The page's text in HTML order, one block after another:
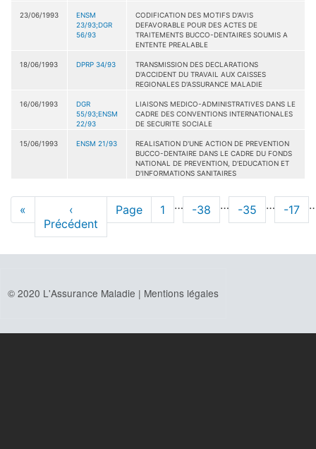
23/06/1993
ENSM
23/93;DGR
56/93
CODIFICATION DES MOTIFS D'AVIS
DEFAVORABLE POUR DES ACTES DE
TRAITEMENTS BUCCO-DENTAIRES SOUMIS A
ENTENTE PREALABLE
18/06/1993 DPRP 34/93
TRANSMISSION DES DECLARATIONS
D'ACCIDENT DU TRAVAIL AUX CAISSES
REGIONALES D'ASSURANCE MALADIE
16/06/1993
DGR
55/93;ENSM
22/93
LIAISONS MEDICO-ADMINISTRATIVES DANS LE
CADRE DES CONVENTIONS INTERNATIONALES
DE SECURITE SOCIALE
15/06/1993 ENSM 21/93
REALISATION D'UNE ACTION DE PREVENTION
BUCCO-DENTAIRE DANS LE CADRE DU FONDS
NATIONAL DE PREVENTION, D'EDUCATION ET
D'INFORMATIONS SANITAIRES
Pagination
Première
page
«
Page
précédente
‹
Précédent
Page Page
1 … Page
-38 … Page
-35 … Page
-17
© 2020 L'Assurance Maladie | Mentions légales